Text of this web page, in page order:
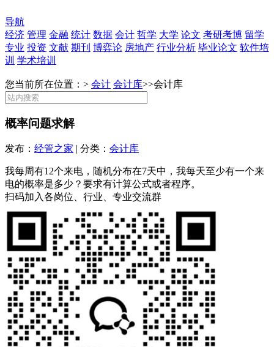
导航
经济 管理 金融 统计 数据 会计 哲学 大学 论文 考研考博 留学
专业 投资 文献 期刊 博弈论 房地产 行业分析 毕业论文 软件培
训 学术培训
您当前所在位置：> 会计 会计库>>会计库
概率问题求解
发布： 经管之家 | 分类： 会计库
我每周有12个来电，随机分布在7天中，我每天至少有一个来
电的概率是多少？要求有计算公式或者程序。
扫码加入各岗位、行业、专业交流群